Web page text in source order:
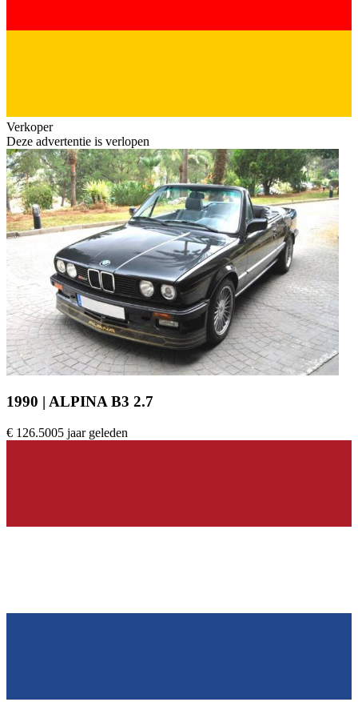
Verkoper
Deze advertentie is verlopen
1990 | ALPINA B3 2.7
€ 126.5005 jaar geleden